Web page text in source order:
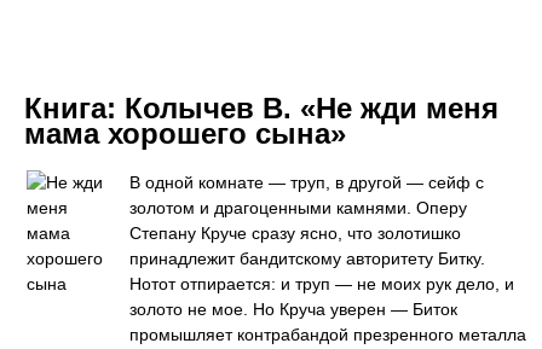
Книга: Колычев В. «Не жди меня
мама хорошего сына»
В одной комнате — труп, в другой — сейф с
золотом и драгоценными камнями. Оперу
Степану Круче сразу ясно, что золотишко
принадлежит бандитскому авторитету Битку.
Нотот отпирается: и труп — не моих рук дело, и
золото не мое. Но Круча уверен — Биток
промышляет контрабандой презренного металла